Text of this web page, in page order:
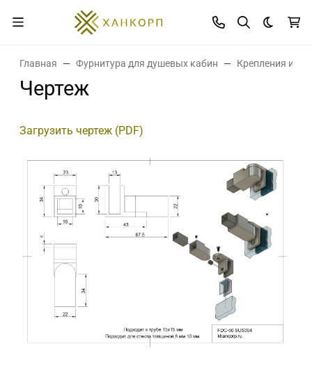
Темная
Главная Фурнитура для душевых кабин Крепления и
Чертеж
Загрузить чертеж (PDF)